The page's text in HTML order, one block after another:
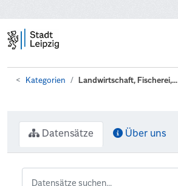
Kategorien Landwirtschaft, Fischerei,...
Datensätze Über uns